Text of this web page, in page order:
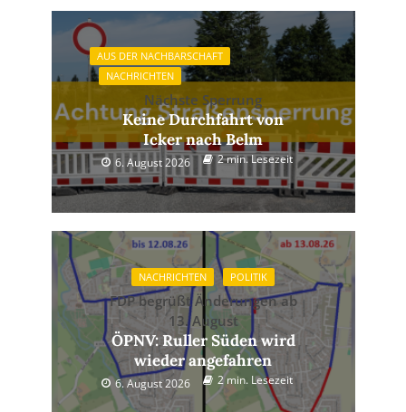
AUS DER NACHBARSCHAFT
NACHRICHTEN
Nächste Sperrung
Keine Durchfahrt von
Icker nach Belm
6. August 2026 2 min. Lesezeit
NACHRICHTEN POLITIK
FDP begrüßt Änderungen ab
13. August
ÖPNV: Ruller Süden wird
wieder angefahren
6. August 2026 2 min. Lesezeit